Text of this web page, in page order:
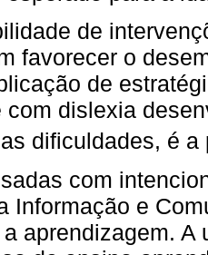
de
favorecer o
de
com dislexia
dificuldades, é a
com
Informação e
aprendizagem.